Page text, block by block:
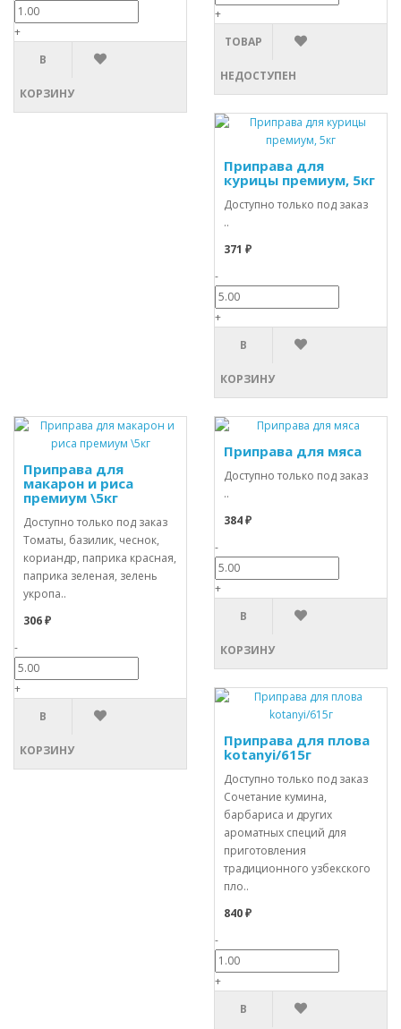
+
В
КОРЗИНУ
+
ТОВАР
НЕДОСТУПЕН
Приправа для
курицы премиум, 5кг
Доступно только под заказ
..
371 ₽
-
+
В
КОРЗИНУ
Приправа для
макарон и риса
премиум \5кг
Доступно только под заказ
Томаты, базилик, чеснок,
кориандр, паприка красная,
паприка зеленая, зелень
укропа..
306 ₽
-
+
В
КОРЗИНУ
Приправа для мяса
Доступно только под заказ
..
384 ₽
-
+
В
КОРЗИНУ
Приправа для плова
kotanyi/615г
Доступно только под заказ
Сочетание кумина,
барбариса и других
ароматных специй для
приготовления
традиционного узбекского
пло..
840 ₽
-
+
В